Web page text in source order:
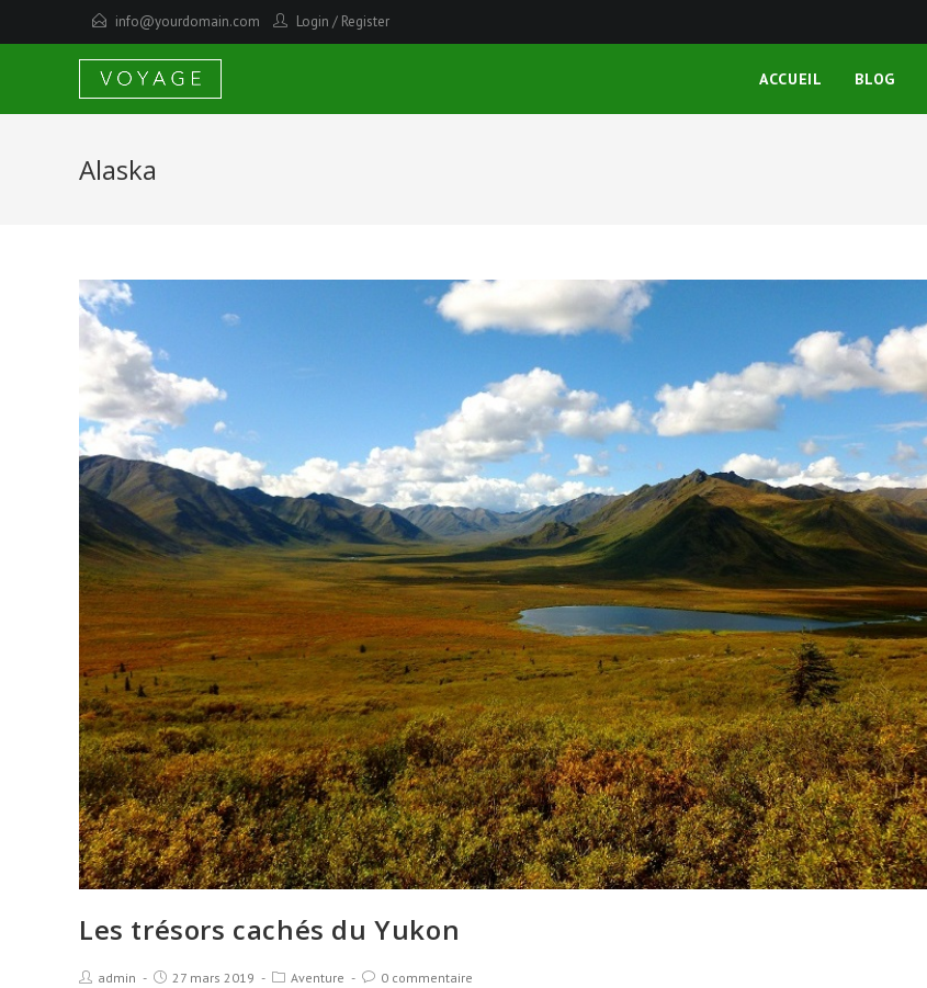
info@yourdomain.com Login / Register
ACCUEIL BLOG
Alaska
Les trésors cachés du Yukon
admin 27 mars 2019 Aventure 0 commentaire